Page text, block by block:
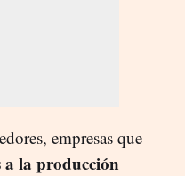
empresas que
a la producción